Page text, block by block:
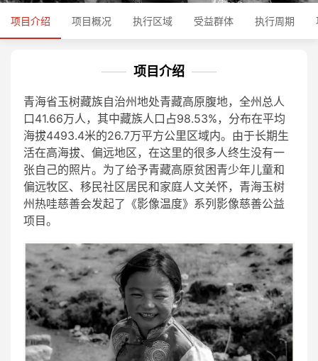
项目介绍 项目概况 执行区域 受益群体 执行周期
项目介绍
青海省玉树藏族自治州地处青藏高原腹地，全州总人
口41.66万人，其中藏族人口占98.53%，分布在平均
海拔4493.4米的26.7万平方公里区域内。由于长期生
活在高海拔、偏远地区，在这里的很多人终生没有一
张自己的照片。为了给予青藏高原贫困青少年儿童和
偏远牧区、移民社区居民和家庭人文关怀，青海玉树
州热哇慈善会发起了《影像温度》系列影像慈善公益
项目。